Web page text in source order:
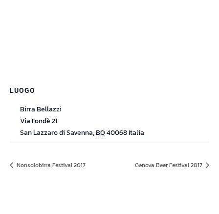
LUOGO
Birra Bellazzi
Via Fondè 21
San Lazzaro di Savenna,BO40068Italia
Nonsolobirra Festival 2017 Genova Beer Festival 2017